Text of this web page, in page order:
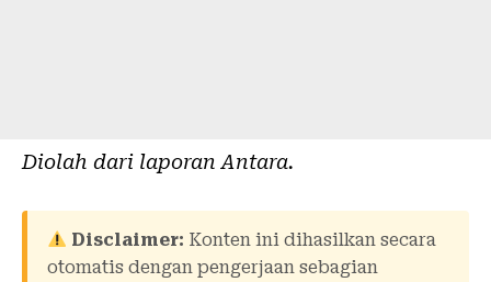
Diolah dari laporanAntara.
Disclaimer: Konten ini dihasilkan secara
otomatis dengan pengerjaan sebagian